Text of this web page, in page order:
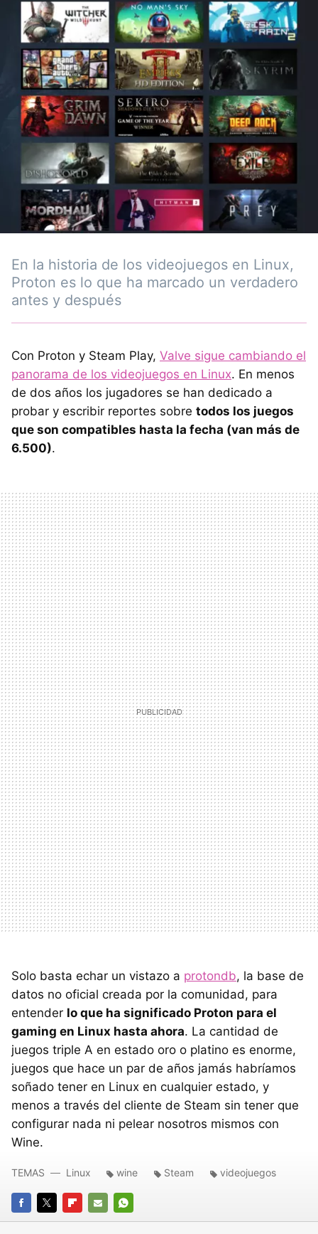
En la historia de los videojuegos en Linux,
Proton es lo que ha marcado un verdadero
antes y después
Con Proton y Steam Play, Valve sigue cambiando el
panorama de los videojuegos en Linux. En menos
de dos años los jugadores se han dedicado a
probar y escribir reportes sobre todos los juegos
que son compatibles hasta la fecha (van más de
6.500).
Solo basta echar un vistazo a protondb, la base de
datos no oficial creada por la comunidad, para
entender lo que ha significado Proton para el
gaming en Linux hasta ahora. La cantidad de
juegos triple A en estado oro o platino es enorme,
juegos que hace un par de años jamás habríamos
soñado tener en Linux en cualquier estado, y
menos a través del cliente de Steam sin tener que
configurar nada ni pelear nosotros mismos con
Wine.
FACEBOOK
TWITTERFLIPBOARD
E- WHATSAPP
TEMAS Linux wine Steam videojuegos